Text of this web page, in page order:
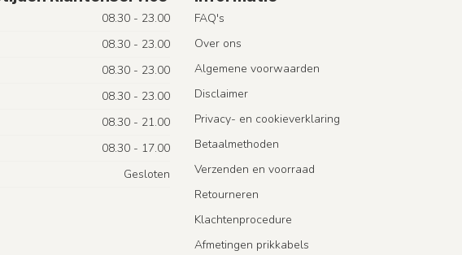
08.30 - 23.00
08.30 - 23.00
08.30 - 23.00
08.30 - 23.00
08.30 - 21.00
08.30 - 17.00
Gesloten
FAQ's
Over ons
Algemene voorwaarden
Disclaimer
Privacy- en cookieverklaring
Betaalmethoden
Verzenden en voorraad
Retourneren
Klachtenprocedure
Afmetingen prikkabels